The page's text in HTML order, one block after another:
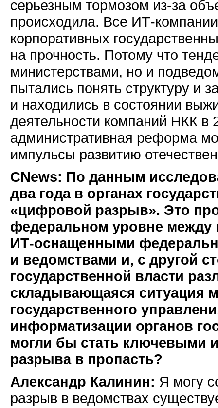
серьезным тормозом из-за
происходила. Все ИТ-
корпоративных
на прочность. Потому что
министерствами, но и
пытались понять структуру и
и находились в состоянии
деятельности компаний НКК в
административная реформа
импульсы развитию
CNews: По данным
два года в органах
«цифровой разрыв». Это
федеральном уровне между
ИТ-оснащенными
и ведомствами и, с другой
государственной власти
складывающаяся ситуация
государственного
информатизации органов
могли бы стать ключевыми
разрыва в пропасть?
Александр Калинин: Я могу
разрыв в ведомствах